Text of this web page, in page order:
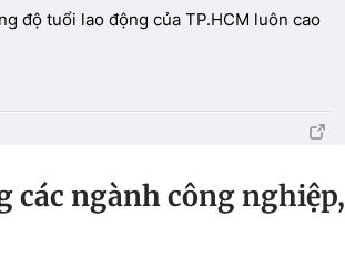
độ tuổi lao động của TP.HCM luôn cao
các ngành công nghiệp,